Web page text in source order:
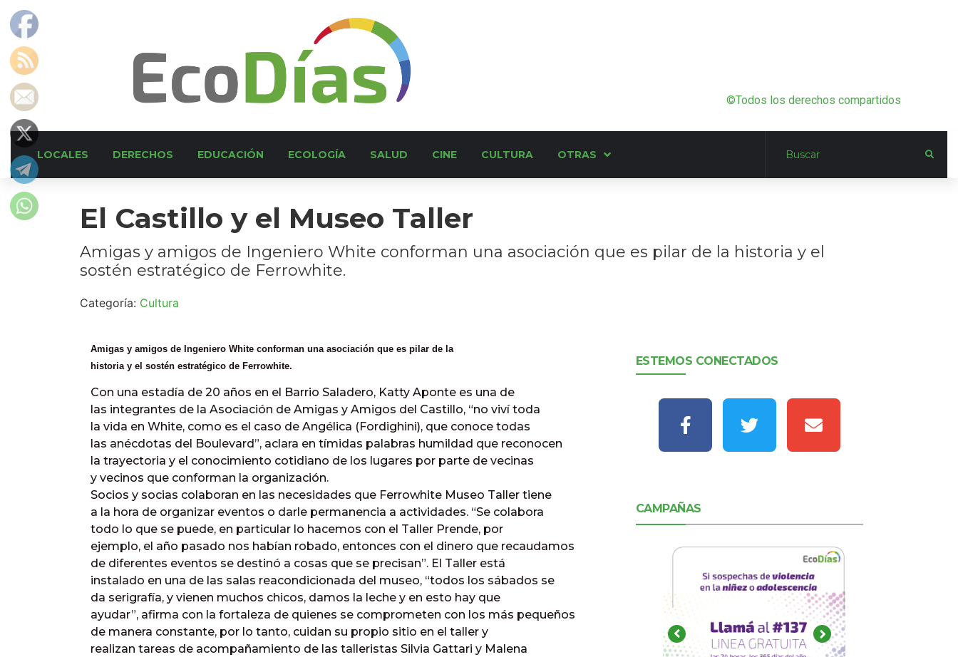
©Todos los derechos compartidos
LOCALES DERECHOS EDUCACIÓN ECOLOGÍA SALUD CINE CULTURA OTRAS
El Castillo y el Museo Taller
Amigas y amigos de Ingeniero White conforman una asociación que es pilar de la historia y el
sostén estratégico de Ferrowhite.
Categoría: Cultura
Amigas y amigos de Ingeniero White conforman una asociación que es pilar de la
historia y el sostén estratégico de Ferrowhite.
Con una estadía de 20 años en el Barrio Saladero, Katty Aponte es una de
las integrantes de la Asociación de Amigas y Amigos del Castillo, “no viví toda
la vida en White, como es el caso de Angélica (Fordighini), que conoce todas
las anécdotas del Boulevard”, aclara en tímidas palabras humildad que reconocen
la trayectoria y el conocimiento cotidiano de los lugares por parte de vecinas
y vecinos que conforman la organización.
Socios y socias colaboran en las necesidades que Ferrowhite Museo Taller tiene
a la hora de organizar eventos o darle permanencia a actividades. “Se colabora
todo lo que se puede, en particular lo hacemos con el Taller Prende, por
ejemplo, el año pasado nos habían robado, entonces con el dinero que recaudamos
de diferentes eventos se destinó a cosas que se precisan”. El Taller está
instalado en una de las salas reacondicionada del museo, “todos los sábados se
da serigrafía, y vienen muchos chicos, damos la leche y en esto hay que
ayudar”, afirma con la fortaleza de quienes se comprometen con los más pequeños
de manera constante, por lo tanto, cuidan su propio sitio en el taller y
realizan tareas de acompañamiento de las talleristas Silvia Gattari y Malena
ESTEMOS CONECTADOS
CAMPAÑAS